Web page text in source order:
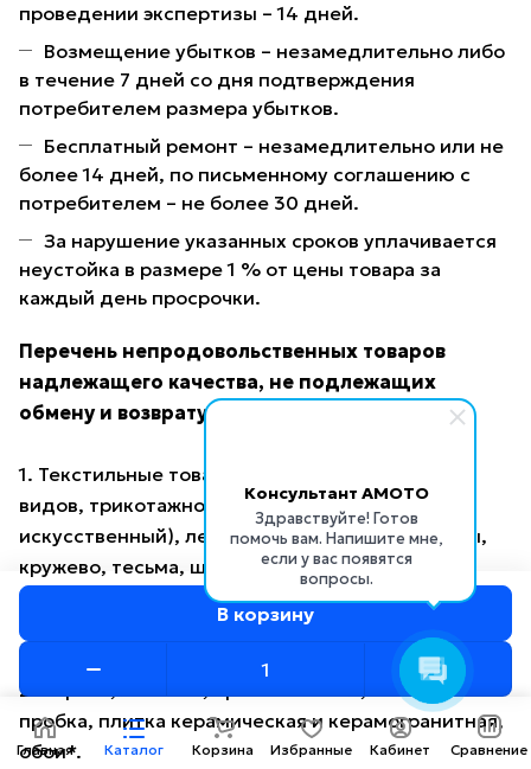
Консультант AMOTO
Здравствуйте! Готов
помочь вам. Напишите мне,
если у вас появятся
вопросы.
В корзину
проведении экспертизы – 14 дней.
Возмещение убытков – незамедлительно либо
в течение 7 дней со дня подтверждения
потребителем размера убытков.
Бесплатный ремонт – незамедлительно или не
более 14 дней, по письменному соглашению с
потребителем – не более 30 дней.
За нарушение указанных сроков уплачивается
неустойка в размере 1 % от цены товара за
каждый день просрочки.
Перечень непродовольственных товаров
надлежащего качества, не подлежащих
обмену и возврату
1. Текстильные товары (ткани из волокон всех
видов, трикотажное и гардинное полотно, мех
искусственный), лентоткацкие изделия (ленты,
кружево, тесьма, шнуры, бахрома), ковровые
изделия, провода, шнуры, кабели, линолеум,
багет, пленка, клеенка и иные метражные товары.
2. Паркет, ламинат, пробковый пол, настенная
пробка, плитка керамическая и керамогранитная,
обои*.
Главная Каталог Корзина Избранные Кабинет Сравнение